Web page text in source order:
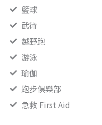
籃球
武術
越野跑
游泳
瑜伽
跑步俱樂部
急救 First Aid